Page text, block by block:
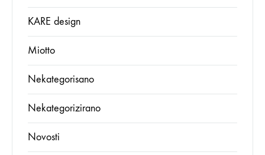
KARE design
Miotto
Nekategorisano
Nekategorizirano
Novosti